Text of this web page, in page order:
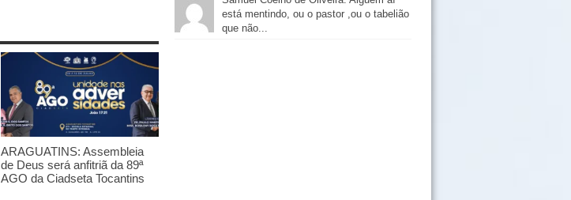
ARAGUATINS: Assembleia
de Deus será anfitriã da 89ª
AGO da Ciadseta Tocantins
está mentindo, ou o pastor ,ou o tabelião
que não...